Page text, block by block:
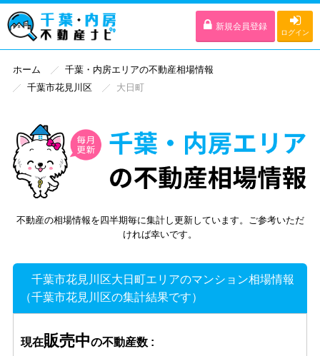
新規会員登録
ログイン
ホーム
千葉・内房エリアの不動産相場情報
千葉市花見川区
大日町
不動産の相場情報を四半期毎に集計し更新しています。ご参考いただ
ければ幸いです。
千葉市花見川区大日町エリアのマンション相場情報
（千葉市花見川区の集計結果です）
現在販売中の不動産数 :